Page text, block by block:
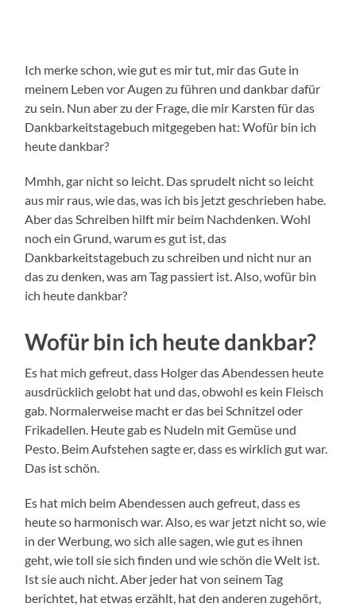
Ich merke schon, wie gut es mir tut, mir das Gute in
meinem Leben vor Augen zu führen und dankbar dafür
zu sein. Nun aber zu der Frage, die mir Karsten für das
Dankbarkeitstagebuch mitgegeben hat: Wofür bin ich
heute dankbar?
Mmhh, gar nicht so leicht. Das sprudelt nicht so leicht
aus mir raus, wie das, was ich bis jetzt geschrieben habe.
Aber das Schreiben hilft mir beim Nachdenken. Wohl
noch ein Grund, warum es gut ist, das
Dankbarkeitstagebuch zu schreiben und nicht nur an
das zu denken, was am Tag passiert ist. Also, wofür bin
ich heute dankbar?
Wofür bin ich heute dankbar?
Es hat mich gefreut, dass Holger das Abendessen heute
ausdrücklich gelobt hat und das, obwohl es kein Fleisch
gab. Normalerweise macht er das bei Schnitzel oder
Frikadellen. Heute gab es Nudeln mit Gemüse und
Pesto. Beim Aufstehen sagte er, dass es wirklich gut war.
Das ist schön.
Es hat mich beim Abendessen auch gefreut, dass es
heute so harmonisch war. Also, es war jetzt nicht so, wie
in der Werbung, wo sich alle sagen, wie gut es ihnen
geht, wie toll sie sich finden und wie schön die Welt ist.
Ist sie auch nicht. Aber jeder hat von seinem Tag
berichtet, hat etwas erzählt, hat den anderen zugehört,